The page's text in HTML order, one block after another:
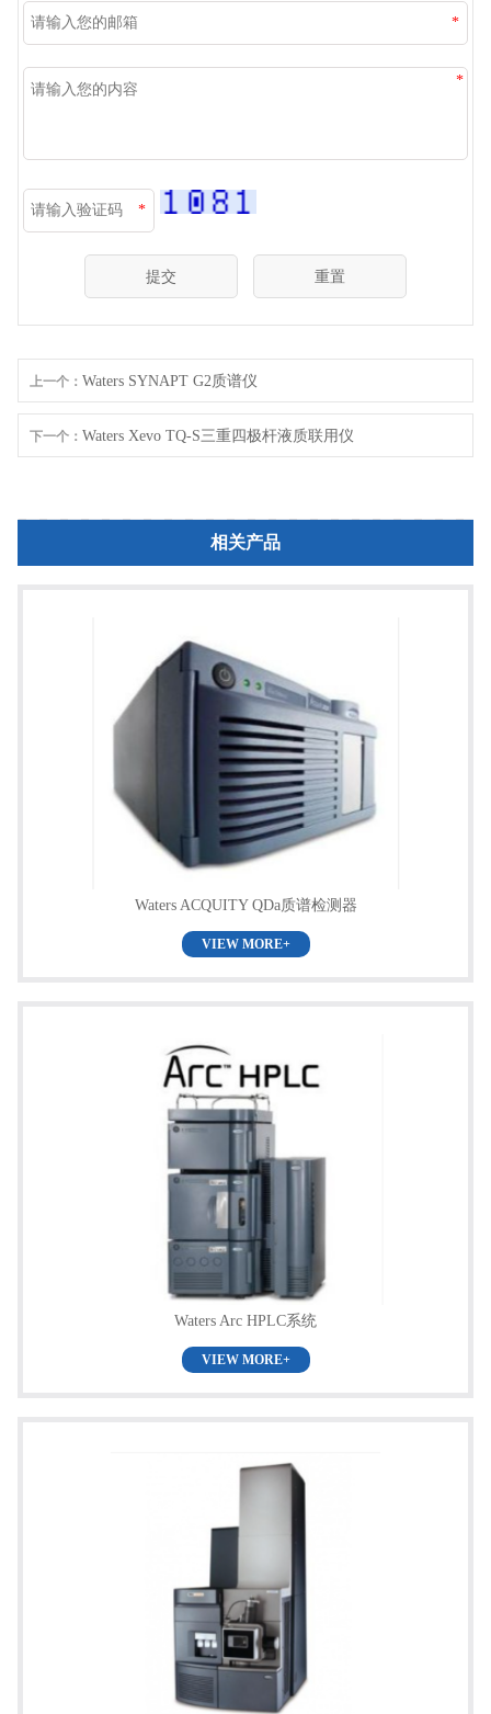
*
*
*
上一个： Waters SYNAPT G2质谱仪
下一个： Waters Xevo TQ-S三重四极杆液质联用仪
相关产品
Waters ACQUITY QDa质谱检测器
VIEW MORE+
Waters Arc HPLC系统
VIEW MORE+